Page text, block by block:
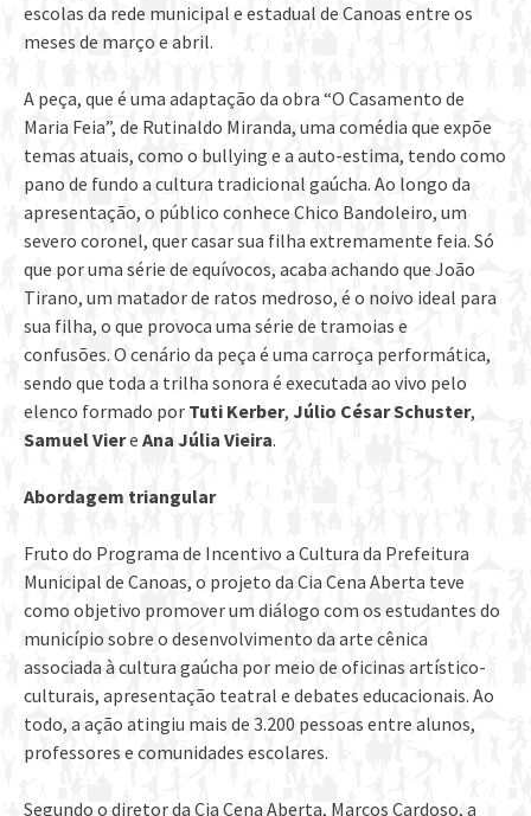
escolas da rede municipal e estadual de Canoas entre os
meses de março e abril.
A peça, que é uma adaptação da obra “O Casamento de
Maria Feia”, de Rutinaldo Miranda, uma comédia que expõe
temas atuais, como o bullying e a auto-estima, tendo como
pano de fundo a cultura tradicional gaúcha. Ao longo da
apresentação, o público conhece Chico Bandoleiro, um
severo coronel, quer casar sua filha extremamente feia. Só
que por uma série de equívocos, acaba achando que João
Tirano, um matador de ratos medroso, é o noivo ideal para
sua filha, o que provoca uma série de tramoias e
confusões. O cenário da peça é uma carroça performática,
sendo que toda a trilha sonora é executada ao vivo pelo
elenco formado por Tuti Kerber, Júlio César Schuster,
Samuel Viere Ana Júlia Vieira.
Abordagem triangular
Fruto do Programa de Incentivo a Cultura da Prefeitura
Municipal de Canoas, o projeto da Cia Cena Aberta teve
como objetivo promover um diálogo com os estudantes do
município sobre o desenvolvimento da arte cênica
associada à cultura gaúcha por meio de oficinas artístico-
culturais, apresentação teatral e debates educacionais. Ao
todo, a ação atingiu mais de 3.200 pessoas entre alunos,
professores e comunidades escolares.
Segundo o diretor da Cia Cena Aberta, Marcos Cardoso, a